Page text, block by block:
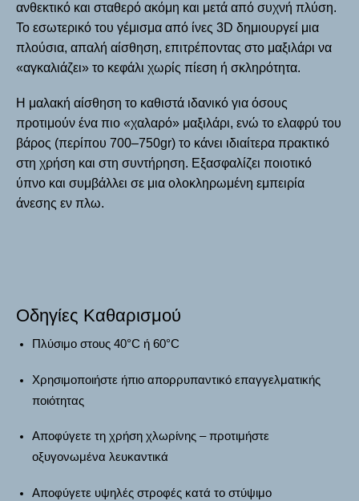
ανθεκτικό και σταθερό ακόμη και μετά από συχνή πλύση.
Το εσωτερικό του γέμισμα από ίνες 3D δημιουργεί μια
πλούσια, απαλή αίσθηση, επιτρέποντας στο μαξιλάρι να
«αγκαλιάζει» το κεφάλι χωρίς πίεση ή σκληρότητα.
Η μαλακή αίσθηση το καθιστά ιδανικό για όσους
προτιμούν ένα πιο «χαλαρό» μαξιλάρι, ενώ το ελαφρύ του
βάρος (περίπου 700–750gr) το κάνει ιδιαίτερα πρακτικό
στη χρήση και στη συντήρηση. Εξασφαλίζει ποιοτικό
ύπνο και συμβάλλει σε μια ολοκληρωμένη εμπειρία
άνεσης εν πλω.
Οδηγίες Καθαρισμού
Πλύσιμο στους 40°C ή 60°C
Χρησιμοποιήστε ήπιο απορρυπαντικό επαγγελματικής
ποιότητας
Αποφύγετε τη χρήση χλωρίνης – προτιμήστε
οξυγονωμένα λευκαντικά
Αποφύγετε υψηλές στροφές κατά το στύψιμο